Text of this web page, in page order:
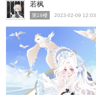
若枫
第19楼 2023-02-09 12:03